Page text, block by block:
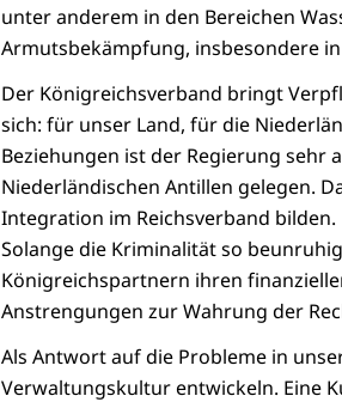
unter anderem in den Bereichen
Armutsbekämpfung, insbesondere
Der Königreichsverband bringt
sich: für unser Land, für die
Beziehungen ist der Regierung sehr
Niederländischen Antillen gelegen.
Integration im Reichsverband bilden.
Solange die Kriminalität so
Königreichspartnern ihren
Anstrengungen zur Wahrung der
Als Antwort auf die Probleme in
Verwaltungskultur entwickeln. Eine